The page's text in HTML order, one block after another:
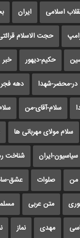
اسلامی ایران
حجت الاسلام
حکیم-دیهور خبر
در-محضر-شهدا دهه فجر
سلام-آقای-من
سلام مولای مهربانی ها
سیاسیون-ایران شناخت
من صلوات عشق-
متن عربی
مهدی نماز